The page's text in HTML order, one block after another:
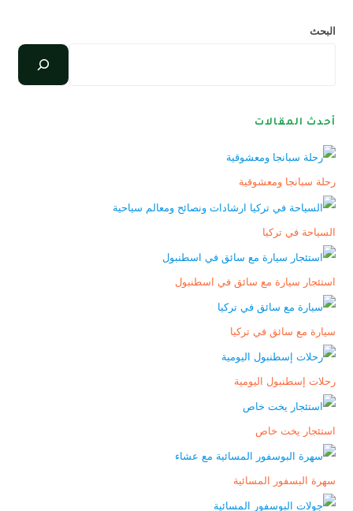
البحث
أحدث المقالات
رحلة سبانجا ومعشوقية
السياحة في تركيا
استئجار سيارة مع سائق في اسطنبول
سيارة مع سائق في تركيا
رحلات إسطنبول اليومية
استئجار يخت خاص
سهرة البسفور المسائية